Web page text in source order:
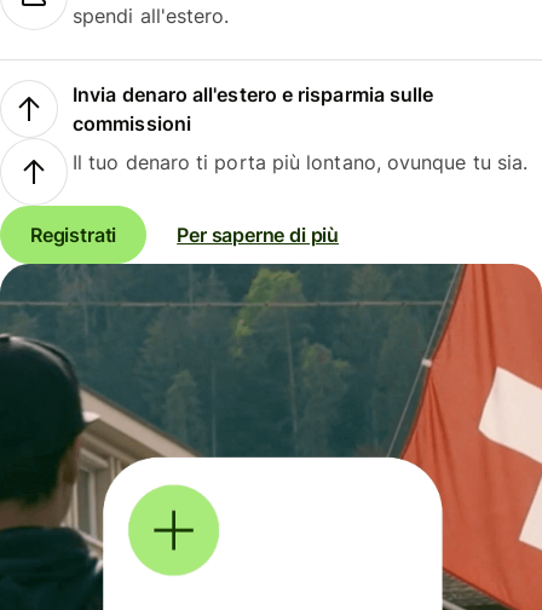
spendi all'estero.
Invia denaro all'estero e risparmia sulle
commissioni
Il tuo denaro ti porta più lontano, ovunque tu sia.
Registrati Per saperne di più